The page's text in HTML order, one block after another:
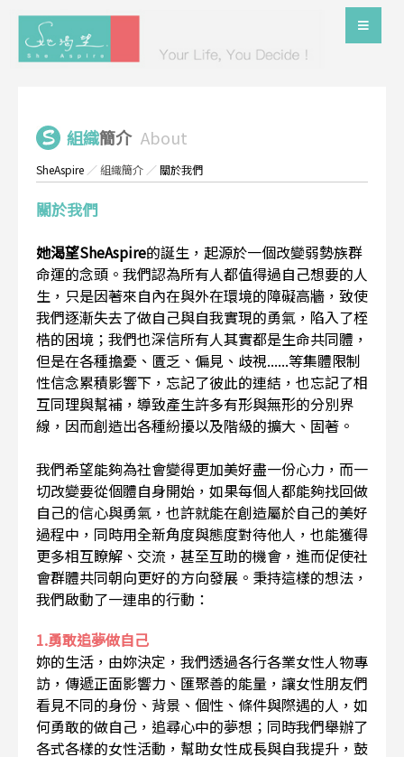
組織簡介 About
SheAspire ／組織簡介 ／關於我們
關於我們
她渴望SheAspire的誕生，起源於一個改變弱勢族群
命運的念頭。我們認為所有人都值得過自己想要的人
生，只是因著來自內在與外在環境的障礙高牆，致使
我們逐漸失去了做自己與自我實現的勇氣，陷入了桎
梏的困境；我們也深信所有人其實都是生命共同體，
但是在各種擔憂、匱乏、偏見、歧視......等集體限制
性信念累積影響下，忘記了彼此的連結，也忘記了相
互同理與幫補，導致產生許多有形與無形的分別界
線，因而創造出各種紛擾以及階級的擴大、固著。
我們希望能夠為社會變得更加美好盡一份心力，而一
切改變要從個體自身開始，如果每個人都能夠找回做
自己的信心與勇氣，也許就能在創造屬於自己的美好
過程中，同時用全新角度與態度對待他人，也能獲得
更多相互瞭解、交流，甚至互助的機會，進而促使社
會群體共同朝向更好的方向發展。秉持這樣的想法，
我們啟動了一連串的行動：
1.勇敢追夢做自己
妳的生活，由妳決定，我們透過各行各業女性人物專
訪，傳遞正面影響力、匯聚善的能量，讓女性朋友們
看見不同的身份、背景、個性、條件與際遇的人，如
何勇敢的做自己，追尋心中的夢想；同時我們舉辦了
各式各樣的女性活動，幫助女性成長與自我提升，鼓